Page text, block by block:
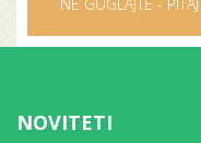
NOVITETI